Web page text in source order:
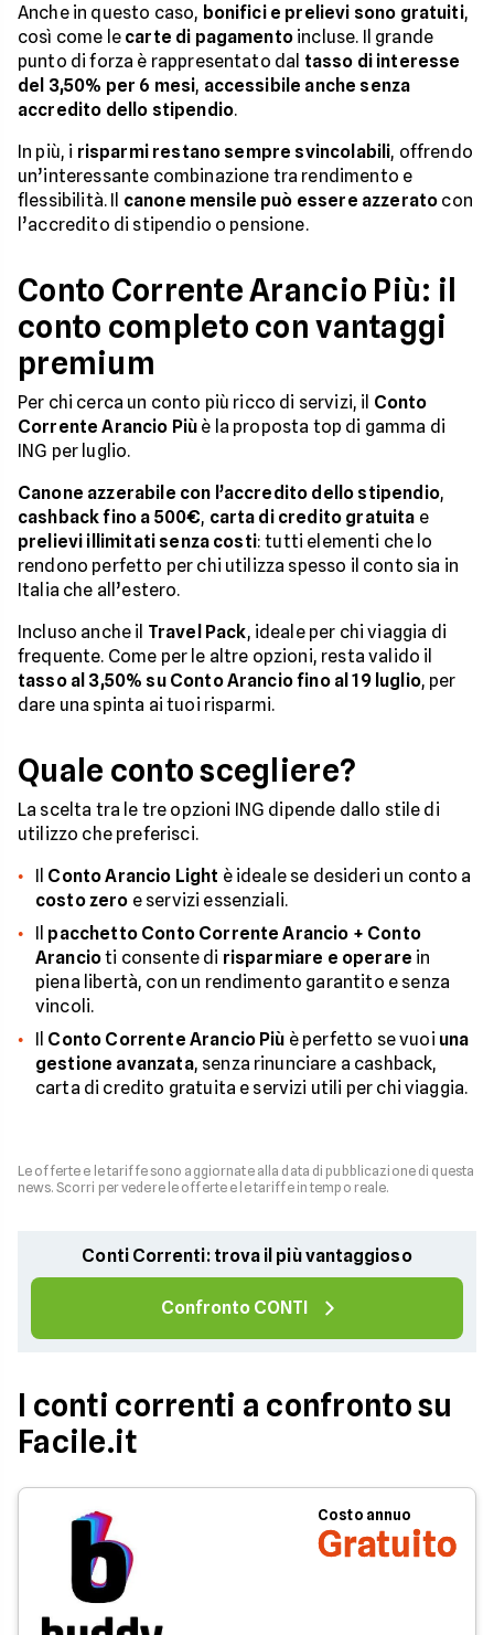
Anche in questo caso, bonifici e prelievi sono gratuiti,
così come le carte di pagamentoincluse. Il grande
punto di forza è rappresentato dal tasso di interesse
del 3,50% per 6 mesi, accessibile anche senza
accredito dello stipendio.
In più, i risparmi restano sempre svincolabili, offrendo
un’interessante combinazione tra rendimento e
flessibilità. Il canone mensile può essere azzerato con
l’accredito di stipendio o pensione.
Conto Corrente Arancio Più: il
conto completo con vantaggi
premium
Per chi cerca un conto più ricco di servizi, il Conto
Corrente Arancio Più è la proposta top di gamma di
ING per luglio.
Canone azzerabile con l’accredito dello stipendio,
cashback fino a 500€, carta di credito gratuita e
prelievi illimitati senza costi: tutti elementi che lo
rendono perfetto per chi utilizza spesso il conto sia in
Italia che all’estero.
Incluso anche il Travel Pack, ideale per chi viaggia di
frequente. Come per le altre opzioni, resta valido il
tasso al 3,50% su Conto Arancio fino al 19 luglio, per
dare una spinta ai tuoi risparmi.
Quale conto scegliere?
La scelta tra le tre opzioni ING dipende dallo stile di
utilizzo che preferisci.
Il Conto Arancio Light è ideale se desideri un conto a
costo zero e servizi essenziali.
Il pacchetto Conto Corrente Arancio + Conto
Arancioti consente di risparmiare e operare in
piena libertà, con un rendimento garantito e senza
vincoli.
Il Conto Corrente Arancio Più è perfetto se vuoi una
gestione avanzata, senza rinunciare a cashback,
carta di credito gratuita e servizi utili per chi viaggia.
Le offerte e le tariffe sono aggiornate alla data di pubblicazione di questa
news. Scorri per vedere le offerte e le tariffe in tempo reale.
Conti Correnti: trova il più vantaggioso
Confronto CONTI
I conti correnti a confronto su
Facile.it
Costo annuo
Gratuito